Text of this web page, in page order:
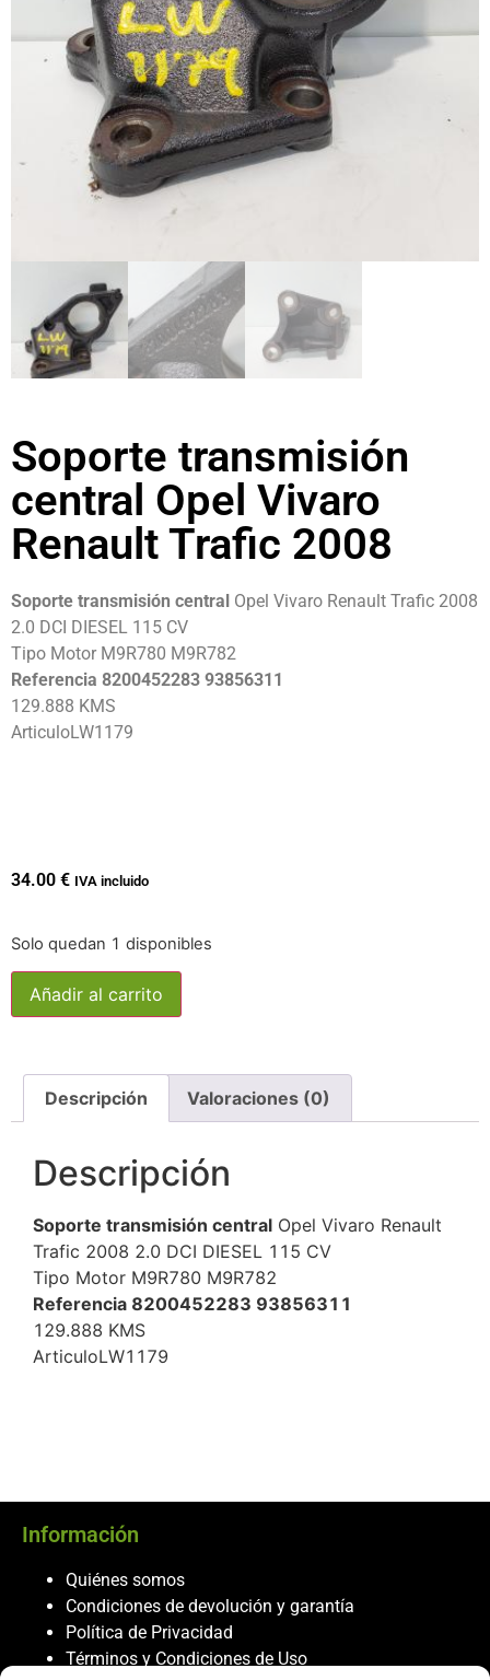
Soporte transmisión
central Opel Vivaro
Renault Trafic 2008
Soporte transmisión central Opel Vivaro Renault Trafic 2008
2.0 DCI DIESEL 115 CV
Tipo Motor M9R780 M9R782
Referencia 8200452283 93856311
129.888 KMS
ArticuloLW1179
34.00 € IVA incluido
Solo quedan 1 disponibles
Añadir al carrito
Descripción Valoraciones (0)
Descripción
Soporte transmisión central Opel Vivaro Renault
Trafic 2008 2.0 DCI DIESEL 115 CV
Tipo Motor M9R780 M9R782
Referencia 8200452283 93856311
129.888 KMS
ArticuloLW1179
Información
Quiénes somos
Condiciones de devolución y garantía
Política de Privacidad
Términos y Condiciones de Uso